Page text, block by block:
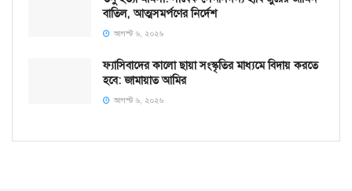
বাতিল, আত্মসমর্পণের নির্দেশ
আগস্ট ৬, ২০২৬
ফ্যাসিবাদের কালো ছায়া সংস্কৃতির মাধ্যমে বিদায় করতে
হবে: জামায়াত আমির
আগস্ট ৬, ২০২৬